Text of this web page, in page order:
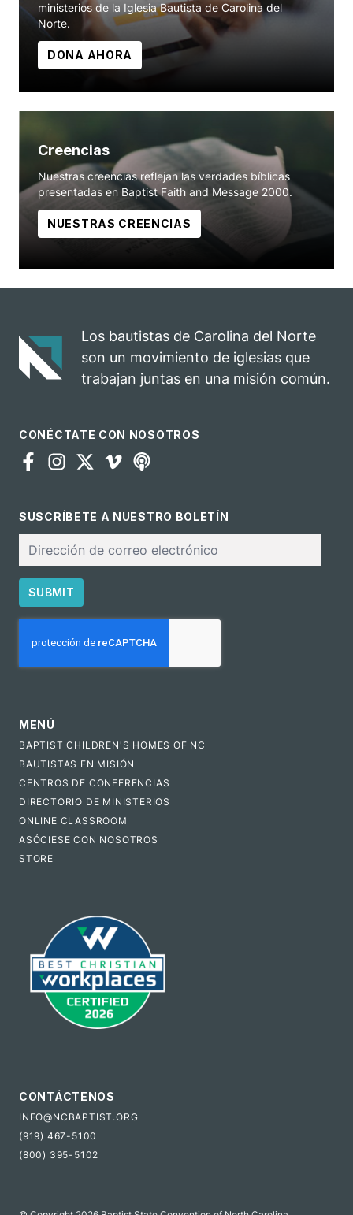
ministerios de la Iglesia Bautista de Carolina del
Norte.
DONA AHORA
Creencias
Nuestras creencias reflejan las verdades bíblicas
presentadas en Baptist Faith and Message 2000.
NUESTRAS CREENCIAS
Los bautistas de Carolina del Norte
son un movimiento de iglesias que
trabajan juntas en una misión común.
CONÉCTATE CON NOSOTROS
SUSCRÍBETE A NUESTRO BOLETÍN
electrónico
SUBMIT
MENÚ
BAPTIST CHILDREN'S HOMES OF NC
BAUTISTAS EN MISIÓN
CENTROS DE CONFERENCIAS
DIRECTORIO DE MINISTERIOS
ONLINE CLASSROOM
ASÓCIESE CON NOSOTROS
STORE
CONTÁCTENOS
INFO@NCBAPTIST.ORG
(919) 467-5100
(800) 395-5102